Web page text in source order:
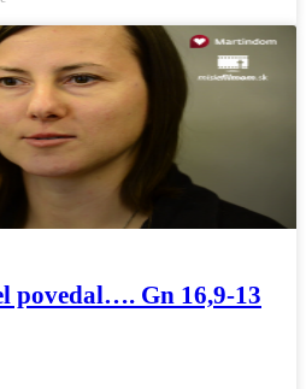
povedal…. Gn 16,9-13